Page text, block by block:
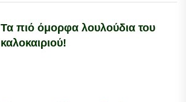
Τα πιό όμορφα λουλούδια του
καλοκαιριού!